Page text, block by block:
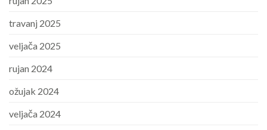
travanj 2025
veljača 2025
rujan 2024
ožujak 2024
veljača 2024